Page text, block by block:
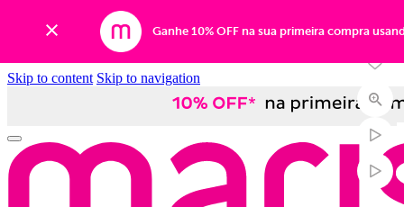
Ganhe 10% OFF na sua primeira compra
Skip to content Skip to navigation